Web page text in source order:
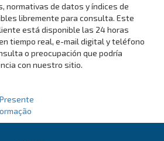
normativas de datos y índices de
libremente para consulta. Este
está disponible las 24 horas
tiempo real, e-mail digital y teléfono
o preocupación que podría
con nuestro sitio.